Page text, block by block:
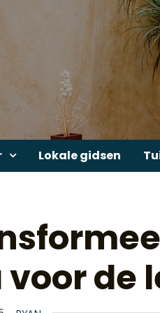
Lokale gidsen
voor de